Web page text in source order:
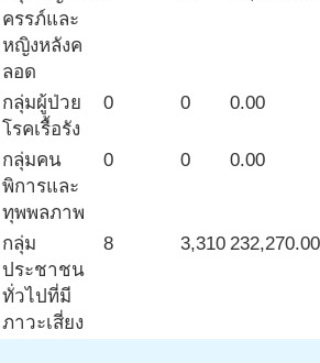
ครรภ์และ
หญิงหลังค
ลอด
กลุ่มผู้ป่วย
โรคเรื้อรัง
0 0 0.00
กลุ่มคน
พิการและ
ทุพพลภาพ
0 0 0.00
กลุ่ม
ประชาชน
ทั่วไปที่มี
ภาวะเสี่ยง
8 3,310 232,270.00